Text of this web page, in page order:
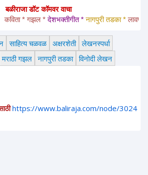
बळीराजा डॉट कॉमवर वाचा
* गझल * देशभक्तीगीत * नागपुरी तडका * लावणी *
साहित्य चळवळ अक्षरशेती लेखनस्पर्धा
मराठी गझल नागपुरी तडका विनोदी लेखन
https://www.baliraja.com/node/3024